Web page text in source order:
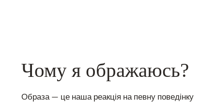
Чому я ображаюсь?
Образа — це наша реакція на певну поведінку